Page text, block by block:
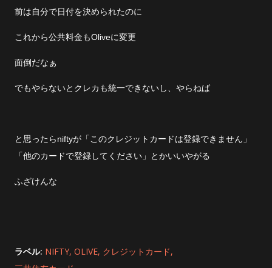
前は自分で日付を決められたのに
これから公共料金もOliveに変更
面倒だなぁ
でもやらないとクレカも統一できないし、やらねば
と思ったらniftyが「このクレジットカードは登録できません」
「他のカードで登録してください」とかいいやがる
ふざけんな
ラベル: NIFTY OLIVE クレジットカード